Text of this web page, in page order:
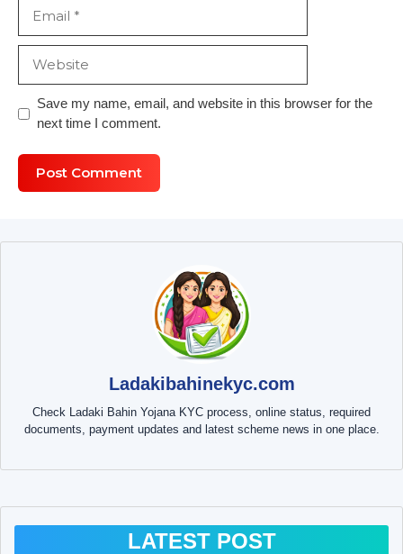
Save my name, email, and website in this browser for the
next time I comment.
Ladakibahinekyc.com
Check Ladaki Bahin Yojana KYC process, online status, required
documents, payment updates and latest scheme news in one place.
LATEST POST